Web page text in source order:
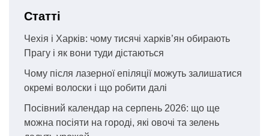
Статті
Чехія і Харків: чому тисячі харків’ян обирають
Прагу і як вони туди дістаються
Чому після лазерної епіляції можуть залишатися
окремі волоски і що робити далі
Посівний календар на серпень 2026: що ще
можна посіяти на городі, які овочі та зелень